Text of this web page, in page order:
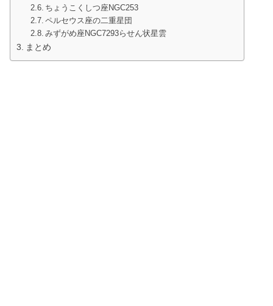
ちょうこくしつ座NGC253
ペルセウス座の二重星団
みずがめ座NGC7293らせん状星雲
まとめ